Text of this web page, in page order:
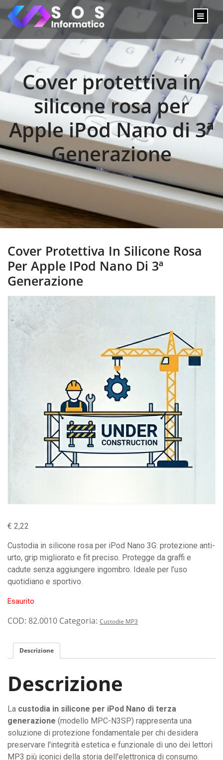
Cover protettiva in
silicone rosa per
Apple iPod Nano di 3ª
Generazione
Cover Protettiva In Silicone Rosa
Per Apple IPod Nano Di 3ª
Generazione
€ 2,22
Custodia in silicone rosa per iPod Nano 3G: protezione anti-
urto, grip migliorato e fit preciso. Protegge da graffi e
cadute senza aggiungere ingombro. Ideale per l’uso
quotidiano e sportivo.
Esaurito
COD: 82.0010 Categoria: Custodie MP3
Descrizione
Descrizione
La custodia in silicone per iPod Nano di terza
generazione (modello MPC-N3SP) rappresenta una
soluzione di protezione fondamentale per chi desidera
preservare l'integrità estetica e funzionale di uno dei lettori
MP3 più iconici della storia dell'elettronica di consumo.